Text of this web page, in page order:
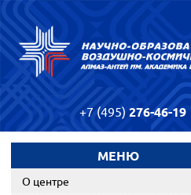
+7 (495) 276-46-19
МЕНЮ
О центре